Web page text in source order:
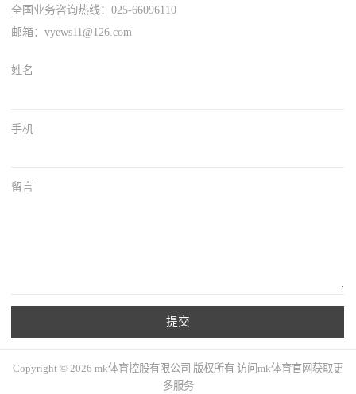
全国业务咨询热线：025-66096110
邮箱：vyews11@126.com
姓名
手机
留言
提交
Copyright © 2026 mk体育控股有限公司 版权所有 访问mk体育官网获取更
多服务